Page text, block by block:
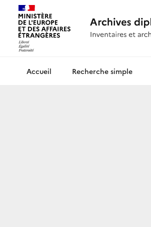
Archives diplomatiquesRecherche simple